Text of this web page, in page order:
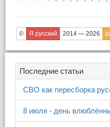
© Я русский 2014 — 2026
Последние статьи
СВО как пересборка
8 июля - день